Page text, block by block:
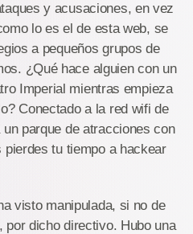
y acusaciones, en vez
lo es el de esta web, se
a pequeños grupos de
¿Qué hace alguien con un
Imperial mientras empieza
Conectado a la red wifi de
parque de atracciones con
tu tiempo a hackear
visto manipulada, si no de
por dicho directivo. Hubo una